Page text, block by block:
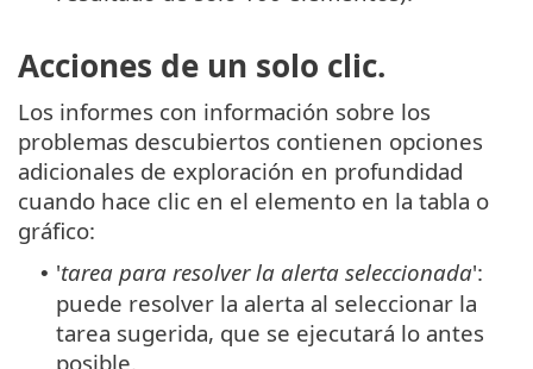
Acciones de un solo clic.
Los informes con información sobre los
problemas descubiertos contienen opciones
adicionales de exploración en profundidad
cuando hace clic en el elemento en la tabla o
gráfico:
• 'tarea para resolver la alerta seleccionada':
puede resolver la alerta al seleccionar la
tarea sugerida, que se ejecutará lo antes
posible.